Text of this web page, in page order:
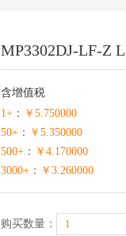
MP3302DJ-LF-Z
含增值税
1+ ： ￥5.750000
50+ ： ￥5.350000
500+ ： ￥4.170000
3000+ ： ￥3.260000
购买数量：